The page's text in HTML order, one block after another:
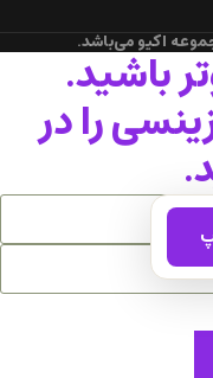
اکیو می‌باشد.
باشید.
را در